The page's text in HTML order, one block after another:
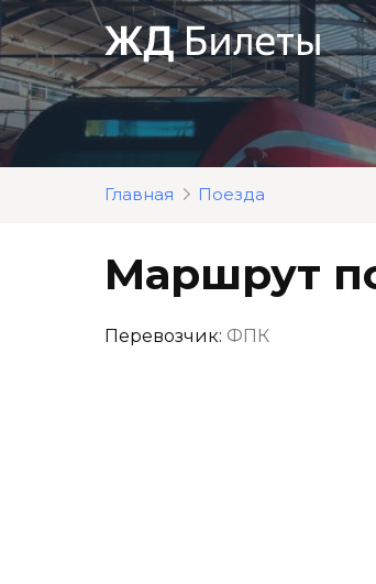
Перейти
к
контенту
Главная Поезда
Маршрут
Перевозчик: ФПК